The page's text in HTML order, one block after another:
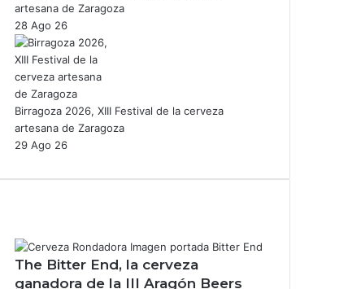
artesana de Zaragoza
28 Ago 26
Birragoza 2026, XIII Festival de la cerveza
artesana de Zaragoza
29 Ago 26
The Bitter End, la cerveza
ganadora de la III Aragón Beers